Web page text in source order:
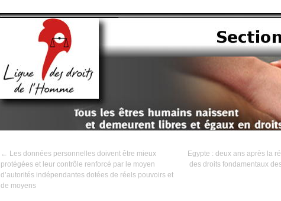
← Les données personnelles doivent être mieux
protégées et leur contrôle renforcé par le moyen
d’autorités indépendantes dotées de réels pouvoirs et
de moyens
Egypte : deux ans après la
des droits fondamentaux